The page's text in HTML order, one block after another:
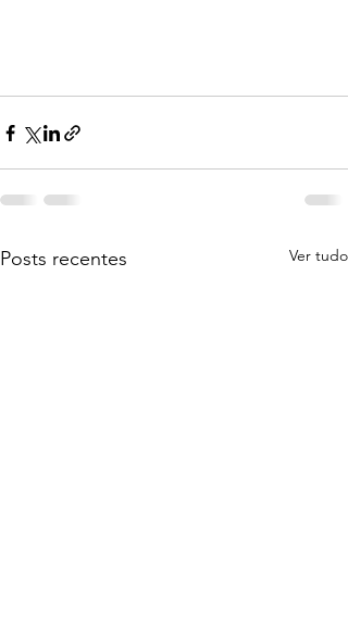
Posts recentes Ver tudo